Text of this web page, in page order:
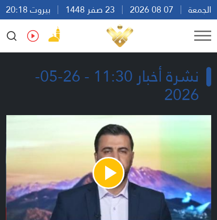
الجمعة
بيروت 20:18
Ar
En Fr Es
نشرة أخبار 11:30 - 26-05-
2026
Play
Video